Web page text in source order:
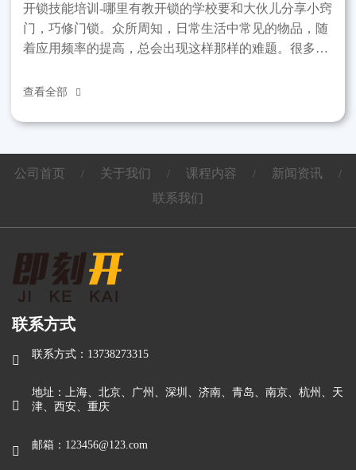
开锁技能培训-哪里有教开锁的学校要和大伙儿分享小窍
门，巧修门锁。众所周知，日常生活中常见的物品，随
着应用频率的提高，总会出现这样那样的难题。很多时
支。就门
查看全部 
公司首页 / 关于我们 / 课程内容 / 新闻资讯 /
联系我们
联系方式
 联系方式：13738273315

地址：上海、北京、广州、深圳、济南、青岛、南京、杭州、天
津、西安、重庆
 邮箱：123456@123.com